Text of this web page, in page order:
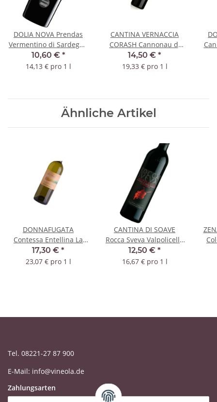
DOLIA NOVA Prendas
Vermentino di Sardegna
2025 DOC
10,60 € *
14,13 € pro 1 l
CANTINA VERNACCIA
CORASH Cannonau di
Sardegna Riserva 2020
DOC
14,50 € *
19,33 € pro 1 l
Ähnliche Artikel
DONNAFUGATA
Contessa Entellina La
Fuga Chardonnay 2022
DOC
17,30 € *
23,07 € pro 1 l
CANTINA DI SOAVE
Rocca Sveva Valpolicella
Superiore 2022 DOC
12,50 € *
16,67 € pro 1 l
Tel. 08221-27 87 900
E-Mail: info@vineola.de
Zahlungsarten